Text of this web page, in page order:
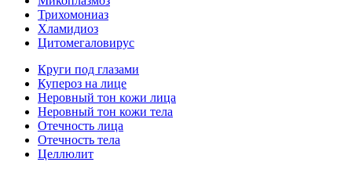
Трихомониаз
Хламидиоз
Цитомегаловирус
Круги под глазами
Купероз на лице
Неровный тон кожи лица
Неровный тон кожи тела
Отечность лица
Отечность тела
Целлюлит